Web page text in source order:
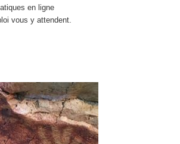
en ligne
vous y attendent.